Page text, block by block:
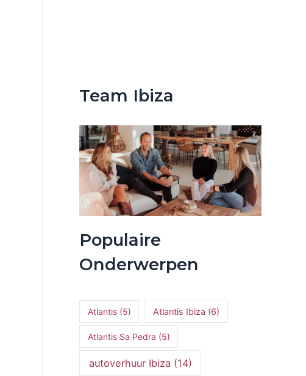
Team Ibiza
Populaire
Onderwerpen
Atlantis(5) Atlantis Ibiza (6)
Atlantis Sa Pedra (5)
autoverhuur Ibiza (14)